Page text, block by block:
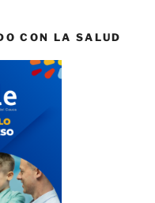
CON LA SALUD